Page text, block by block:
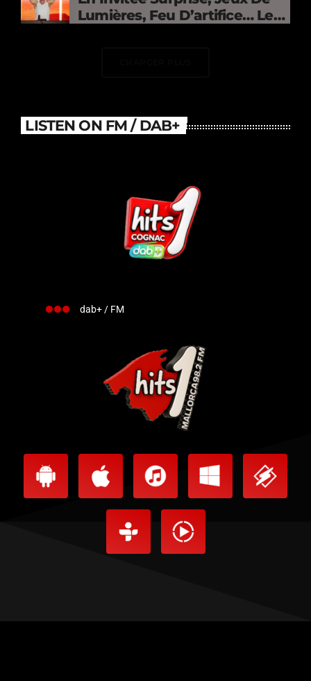
Lumières, Feu D’artifice… Le
LISTEN ON FM / DAB+
dab+ / FM